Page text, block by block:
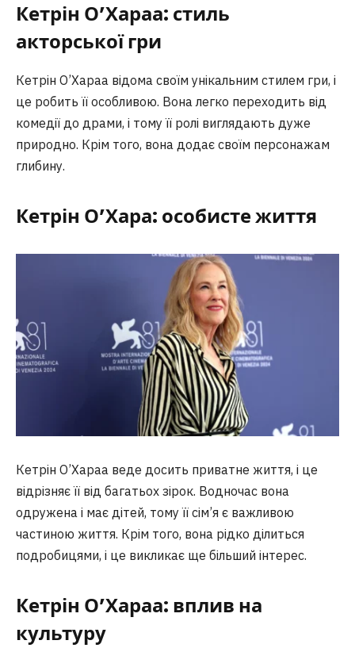
Кетрін О’Хараа: стиль
акторської гри
Кетрін О’Хараа відома своїм унікальним стилем гри, і
це робить її особливою. Вона легко переходить від
комедії до драми, і тому її ролі виглядають дуже
природно. Крім того, вона додає своїм персонажам
глибину.
Кетрін О’Хара: особисте життя
Кетрін О’Хараа веде досить приватне життя, і це
відрізняє її від багатьох зірок. Водночас вона
одружена і має дітей, тому її сім’я є важливою
частиною життя. Крім того, вона рідко ділиться
подробицями, і це викликає ще більший інтерес.
Кетрін О’Хараа: вплив на
культуру